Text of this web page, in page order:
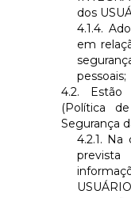
dos
4.1.4.
em
pessoais;
4.2.
(Política
Segurança
4.2.1. Na